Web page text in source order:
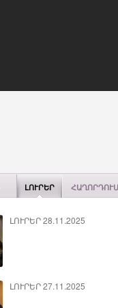
ԼՈՒՐԵՐ
ԼՈՒՐԵՐ 28.11.2025
ԼՈՒՐԵՐ 27.11.2025